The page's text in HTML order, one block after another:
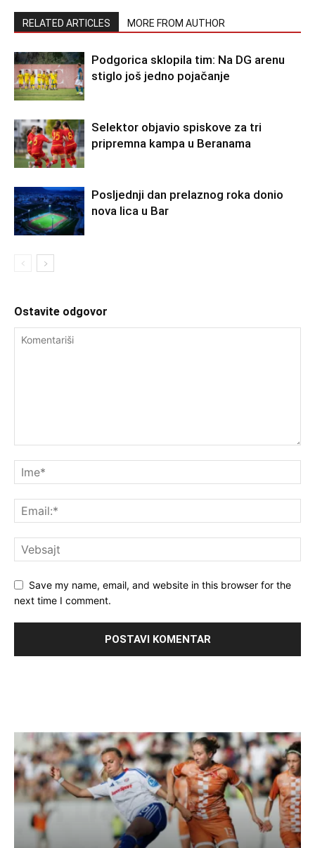
RELATED ARTICLES MORE FROM AUTHOR
Podgorica sklopila tim: Na DG arenu
stiglo još jedno pojačanje
Selektor objavio spiskove za tri
pripremna kampa u Beranama
Posljednji dan prelaznog roka donio
nova lica u Bar
Ostavite odgovor
Save my name, email, and website in this browser for the
next time I comment.